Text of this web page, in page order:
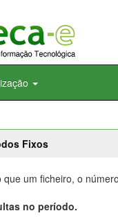
Fixos
um ficheiro, o
no período.